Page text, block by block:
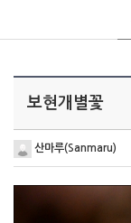
보현개별꽃
산마루(Sanmaru)